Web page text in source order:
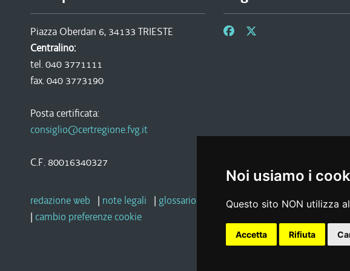
Noi usiamo i
Questo sito NON utilizza
Accetta Rifiuta
Piazza Oberdan 6, 34133 TRIESTE
Centralino:
tel. 040 3771111
fax. 040 3773190
Posta certificata:
consiglio@certregione.fvg.it
C.F. 80016340327
redazione web | note legali | glossario privacy |social media policy |
| cambio preferenze cookie